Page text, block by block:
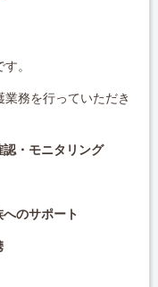
。
業務を行っていただき
・モニタリング
のサポート